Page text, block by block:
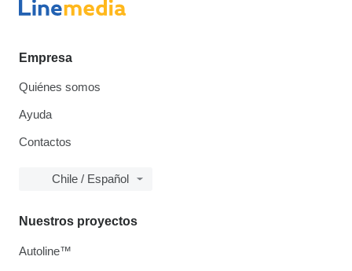
Empresa
Quiénes somos
Ayuda
Contactos
Chile / Español
Nuestros proyectos
Autoline™